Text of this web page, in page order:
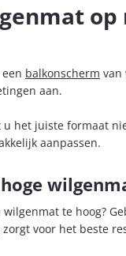
balkonscherm van
aan.
u het juiste formaat
aanpassen.
wilgenmat te hoog?
zorgt voor het beste